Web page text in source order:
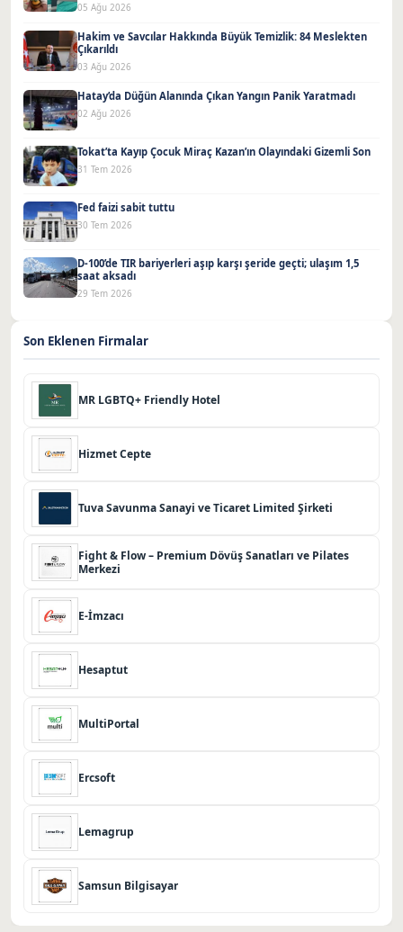
05 Ağu 2026
Hakim ve Savcılar Hakkında Büyük Temizlik: 84 Meslekten
Çıkarıldı
03 Ağu 2026
Hatay’da Düğün Alanında Çıkan Yangın Panik Yaratmadı
02 Ağu 2026
Tokat’ta Kayıp Çocuk Miraç Kazan’ın Olayındaki Gizemli Son
31 Tem 2026
Fed faizi sabit tuttu
30 Tem 2026
D-100’de TIR bariyerleri aşıp karşı şeride geçti; ulaşım 1,5
saat aksadı
29 Tem 2026
Son Eklenen Firmalar
MR LGBTQ+ Friendly Hotel
Hizmet Cepte
Tuva Savunma Sanayi ve Ticaret Limited Şirketi
Fight & Flow – Premium Dövüş Sanatları ve Pilates
Merkezi
E-İmzacı
Hesaptut
MultiPortal
Ercsoft
Lemagrup
Samsun Bilgisayar